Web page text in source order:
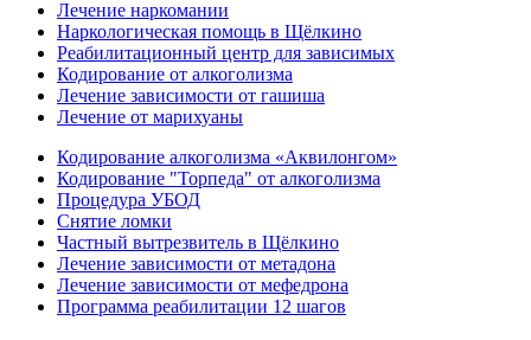
Лечение наркомании
Наркологическая помощь в Щёлкино
Реабилитационный центр для зависимых
Кодирование от алкоголизма
Лечение зависимости от гашиша
Лечение от марихуаны
Кодирование алкоголизма «Аквилонгом»
Кодирование "Торпеда" от алкоголизма
Процедура УБОД
Снятие ломки
Частный вытрезвитель в Щёлкино
Лечение зависимости от метадона
Лечение зависимости от мефедрона
Программа реабилитации 12 шагов